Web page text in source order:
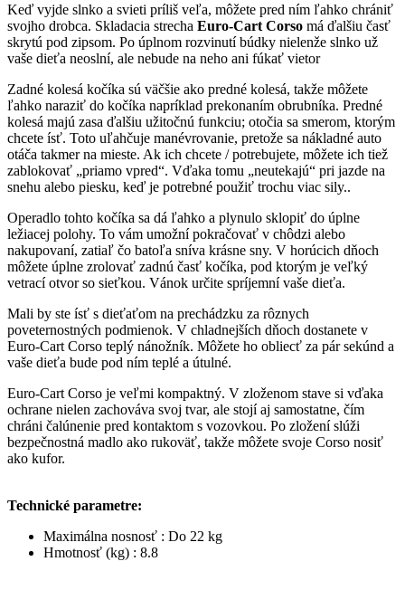
Keď vyjde slnko a svieti príliš veľa, môžete pred ním ľahko chrániť
svojho drobca. Skladacia strecha Euro-Cart Corso má ďalšiu časť
skrytú pod zipsom. Po úplnom rozvinutí búdky nielenže slnko už
vaše dieťa neoslní, ale nebude na neho ani fúkať vietor
Zadné kolesá kočíka sú väčšie ako predné kolesá, takže môžete
ľahko naraziť do kočíka napríklad prekonaním obrubníka. Predné
kolesá majú zasa ďalšiu užitočnú funkciu; otočia sa smerom, ktorým
chcete ísť. Toto uľahčuje manévrovanie, pretože sa nákladné auto
otáča takmer na mieste. Ak ich chcete / potrebujete, môžete ich tiež
zablokovať „priamo vpred“. Vďaka tomu „neutekajú“ pri jazde na
snehu alebo piesku, keď je potrebné použiť trochu viac sily..
Operadlo tohto kočíka sa dá ľahko a plynulo sklopiť do úplne
ležiacej polohy. To vám umožní pokračovať v chôdzi alebo
nakupovaní, zatiaľ čo batoľa sníva krásne sny. V horúcich dňoch
môžete úplne zrolovať zadnú časť kočíka, pod ktorým je veľký
vetrací otvor so sieťkou. Vánok určite spríjemní vaše dieťa.
Mali by ste ísť s dieťaťom na prechádzku za rôznych
poveternostných podmienok. V chladnejších dňoch dostanete v
Euro-Cart Corso teplý nánožník. Môžete ho obliecť za pár sekúnd a
vaše dieťa bude pod ním teplé a útulné.
Euro-Cart Corso je veľmi kompaktný. V zloženom stave si vďaka
ochrane nielen zachováva svoj tvar, ale stojí aj samostatne, čím
chráni čalúnenie pred kontaktom s vozovkou. Po zložení slúži
bezpečnostná madlo ako rukoväť, takže môžete svoje Corso nosiť
ako kufor.
Technické parametre:
Maximálna nosnosť : Do 22 kg
Hmotnosť (kg) : 8.8